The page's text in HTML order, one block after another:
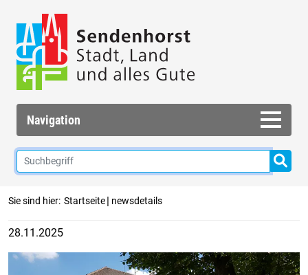
Navigation
Sie sind hier: Startseite| newsdetails
28.11.2025